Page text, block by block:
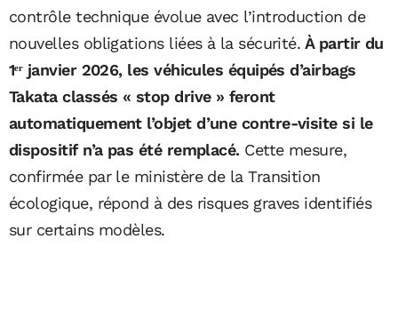
contrôle technique évolue avec l’introduction de
nouvelles obligations liées à la sécurité. À partir du
1ᵉʳ janvier 2026, les véhicules équipés d’airbags
Takata classés « stop drive » feront
automatiquement l’objet d’une contre-visite si le
dispositif n’a pas été remplacé. Cette mesure,
confirmée par le ministère de la Transition
écologique, répond à des risques graves identifiés
sur certains modèles.